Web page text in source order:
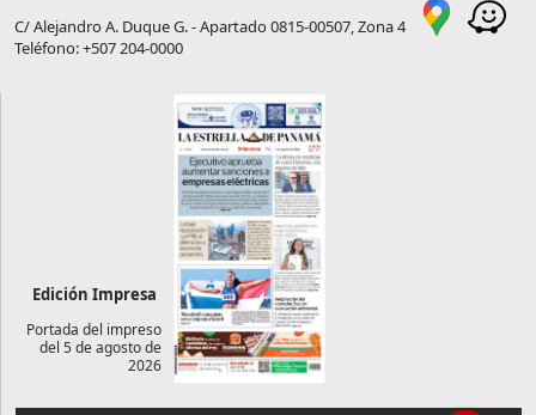
C/ Alejandro A. Duque G. - Apartado 0815-00507, Zona 4
Teléfono: +507 204-0000
Edición Impresa
Portada del impreso
del 5 de agosto de
2026